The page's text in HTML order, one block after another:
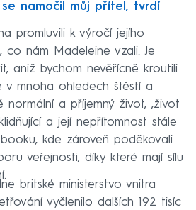
namočil můj přítel, tvrdí
promluvili k výročí jejího
co nám Madeleine vzali. Je
aniž bychom nevěřícně kroutili
v mnoha ohledech štěstí a
normální a příjemný život, ‚život
a její nepřítomnost stále
kde zároveň poděkovali
veřejnosti, díky které mají sílu
britské ministerstvo vnitra
vyčlenilo dalších 192 tisíc